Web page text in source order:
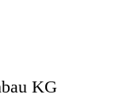
KG